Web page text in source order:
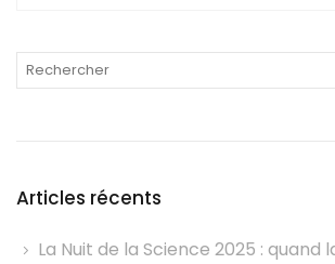
Articles récents
La Nuit de la Science 2025 : quand